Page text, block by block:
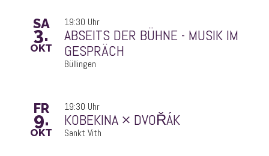
SA
3.
OKT
19:30 Uhr
GESPRÄCH
Büllingen
FR
9.
OKT
19:30 Uhr
KOBEKINA × DVOŘÁK
Sankt Vith